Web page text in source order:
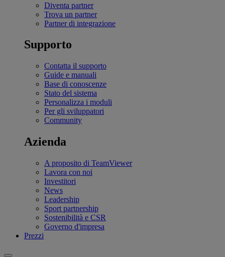
Diventa partner
Trova un partner
Partner di integrazione
Supporto
Contatta il supporto
Guide e manuali
Base di conoscenze
Stato del sistema
Personalizza i moduli
Per gli sviluppatori
Community
Azienda
A proposito di TeamViewer
Lavora con noi
Investitori
News
Leadership
Sport partnership
Sostenibilità e CSR
Governo d'impresa
Prezzi